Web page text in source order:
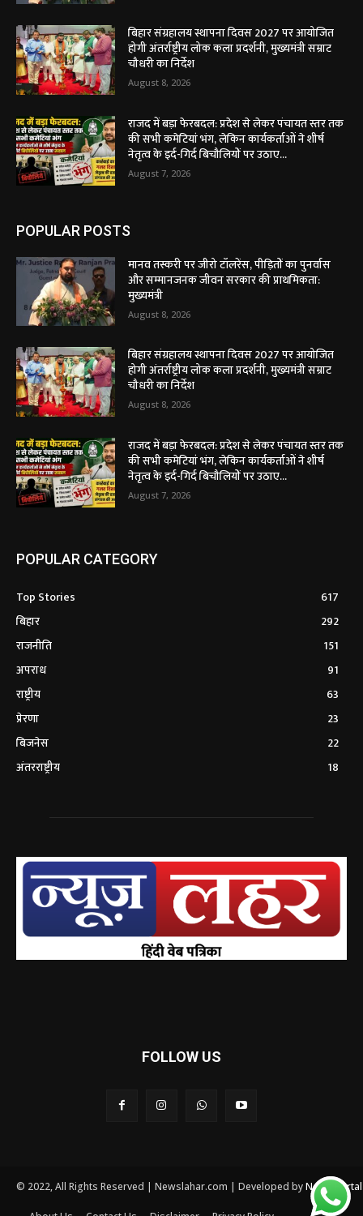
बिहार संग्रहालय स्थापना दिवस 2027 पर आयोजित
होगी अंतर्राष्ट्रीय लोक कला प्रदर्शनी, मुख्यमंत्री सम्राट
चौधरी का निर्देश
August 8, 2026
राजद में बड़ा फेरबदल: प्रदेश से लेकर पंचायत स्तर तक
की सभी कमेटियां भंग, लेकिन कार्यकर्ताओं ने शीर्ष
नेतृत्व के इर्द-गिर्द बिचौलियों पर उठाए...
August 7, 2026
POPULAR POSTS
मानव तस्करी पर जीरो टॉलरेंस, पीड़ितों का पुनर्वास
और सम्मानजनक जीवन सरकार की प्राथमिकता:
मुख्यमंत्री
August 8, 2026
बिहार संग्रहालय स्थापना दिवस 2027 पर आयोजित
होगी अंतर्राष्ट्रीय लोक कला प्रदर्शनी, मुख्यमंत्री सम्राट
चौधरी का निर्देश
August 8, 2026
राजद में बड़ा फेरबदल: प्रदेश से लेकर पंचायत स्तर तक
की सभी कमेटियां भंग, लेकिन कार्यकर्ताओं ने शीर्ष
नेतृत्व के इर्द-गिर्द बिचौलियों पर उठाए...
August 7, 2026
POPULAR CATEGORY
Top Stories
617
बिहार
292
राजनीति
151
अपराध
91
राष्ट्रीय
63
प्रेरणा
23
बिजनेस
22
अंतरराष्ट्रीय
18
FOLLOW US
© 2022, All Rights Reserved | Newslahar.com | Developed byNews